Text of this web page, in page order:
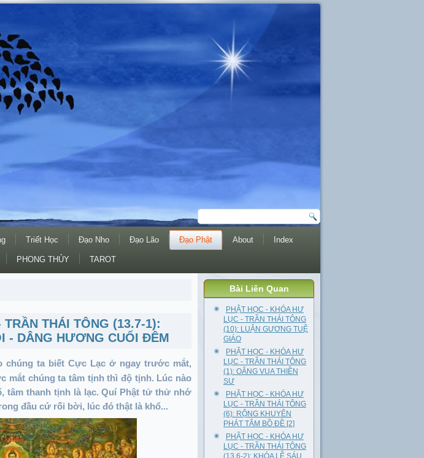
Triết Học Đạo Nho Đạo Lão Đạo Phật About Index
PHONG THỦY TAROT
THÁI TÔNG (13.7-1):
- DÂNG HƯƠNG CUỐI ĐÊM
chúng ta biết Cực Lạc ở ngay trước mắt,
mắt chúng ta tâm tịnh thì độ tịnh. Lúc nào
tâm thanh tịnh là lạc. Quí Phật tử thử nhớ
đầu cứ rối bời, lúc đó thật là khổ...
Bài Liên Quan
PHẬT HỌC - KHÓA HƯ
LỤC - TRẦN THÁI TÔNG
(10): LUẬN GƯƠNG TUỆ
GIÁO
PHẬT HỌC - KHÓA HƯ
LỤC - TRẦN THÁI TÔNG
(1): OÂNG VUA THIỀN
SƯ
PHẬT HỌC - KHÓA HƯ
LỤC - TRẦN THÁI TÔNG
(6): RỘNG KHUYÊN
PHÁT TÂM BỒ ĐỀ [2]
PHẬT HỌC - KHÓA HƯ
LỤC - TRẦN THÁI TÔNG
(13.6-2): KHÓA LỄ SÁU